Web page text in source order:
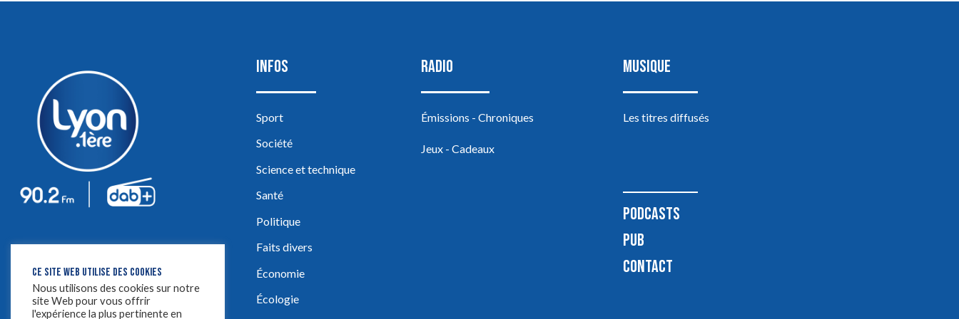
INFOS
Sport
Société
Science et technique
Santé
Politique
Faits divers
Économie
Écologie
RADIO
Émissions - Chroniques
Jeux - Cadeaux
MUSIQUE
Les titres diffusés
PODCASTS
PUB
CONTACT
CE SITE WEB UTILISE DES COOKIES
Nous utilisons des cookies sur notre
site Web pour vous offrir
l'expérience la plus pertinente en